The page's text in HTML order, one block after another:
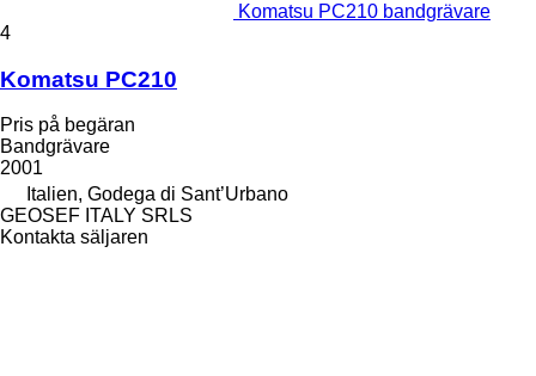
Komatsu PC210 bandgrävare
4
Komatsu PC210
Pris på begäran
Bandgrävare
2001
Italien, Godega di Sant’Urbano
GEOSEF ITALY SRLS
Kontakta säljaren